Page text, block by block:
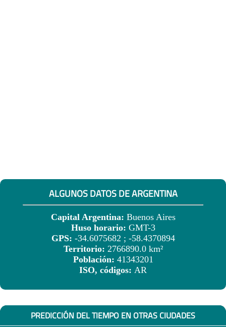
ALGUNOS DATOS DE ARGENTINA
Capital Argentina: Buenos Aires
Huso horario: GMT-3
GPS: -34.6075682 ; -58.4370894
Territorio: 2766890.0 km²
Población: 41343201
ISO, códigos: AR
PREDICCIÓN DEL TIEMPO EN OTRAS CIUDADES